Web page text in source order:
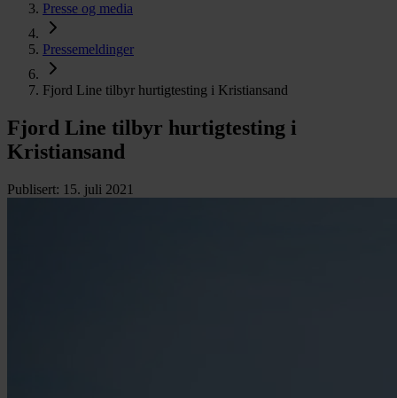
Presse og media
Pressemeldinger
Fjord Line tilbyr hurtigtesting i Kristiansand
Fjord Line tilbyr hurtigtesting i
Kristiansand
Publisert: 15. juli 2021